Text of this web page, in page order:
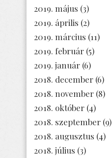
2019. május (3)
2019. április (2)
2019. március (11)
2019. február (5)
2019. január (6)
2018. december (6)
2018. november (8)
2018. október (4)
2018. szeptember (9)
2018. augusztus (4)
2018. július (3)